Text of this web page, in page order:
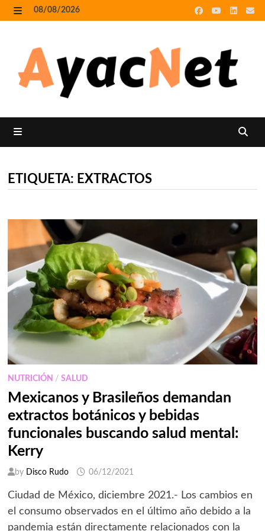
Skip
to
08/08/2026
ETIQUETA: EXTRACTOS
NUTRICIÓN / SALUD
Mexicanos y Brasileños demandan
extractos botánicos y bebidas
funcionales buscando salud mental:
Kerry
by Disco Rudo 06/12/2021
Ciudad de México, diciembre 2021.- Los cambios en
el consumo observados en el último año debido a la
pandemia están directamente relacionados con la